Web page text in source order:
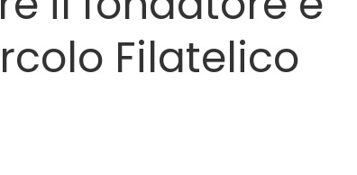
Filatelico